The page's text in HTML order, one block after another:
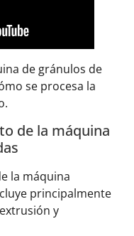
de gránulos de
se procesa la
de la máquina
la máquina
principalmente
y